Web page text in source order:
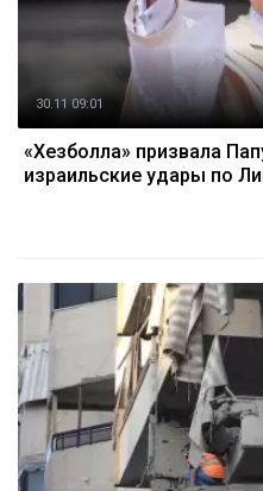
30.11 09:01
«Хезболла» призвала
израильские удары по